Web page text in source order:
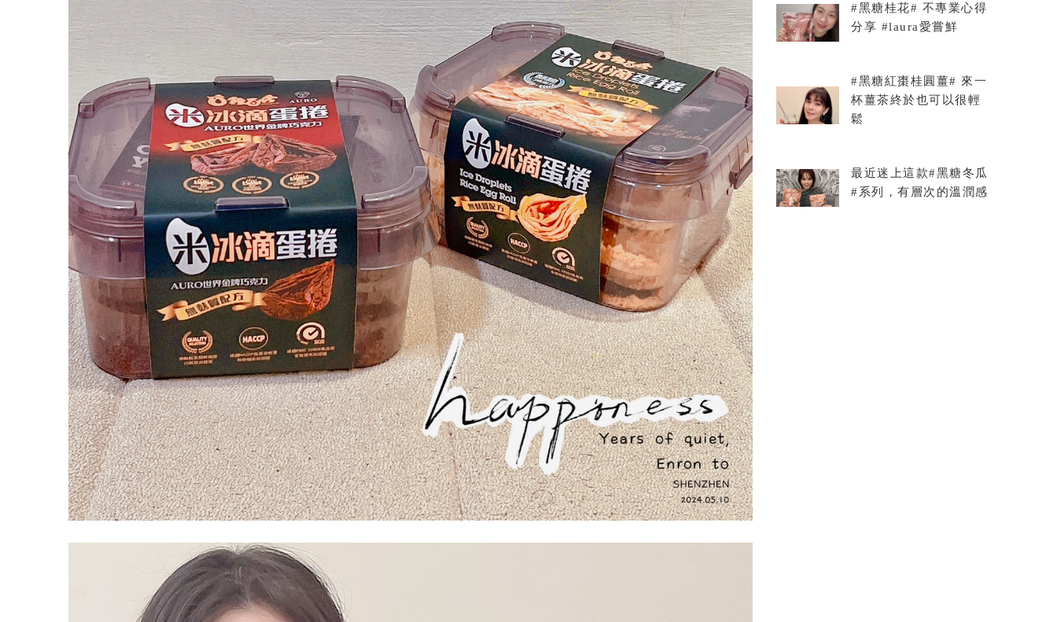
#黑糖桂花# 不專業心得
分享 #laura愛嘗鮮
#黑糖紅棗桂圓薑# 來一
杯薑茶終於也可以很輕
鬆
最近迷上這款#黑糖冬瓜
#系列，有層次的溫潤感